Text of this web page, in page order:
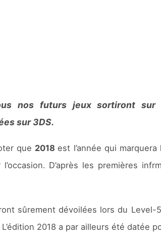
nos futurs jeux sortiront
sur 3DS.
que 2018est l’année qui
D’après les premières
sûrement dévoilées lors du
2018 a par ailleurs été datée